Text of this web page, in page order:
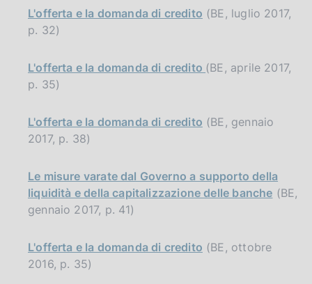
L'offerta e la domanda di credito (BE, luglio 2017,
p. 32)
L'offerta e la domanda di credito (BE, aprile 2017,
p. 35)
L'offerta e la domanda di credito (BE, gennaio
2017, p. 38)
Le misure varate dal Governo a supporto della
liquidità e della capitalizzazione delle banche (BE,
gennaio 2017, p. 41)
L'offerta e la domanda di credito (BE, ottobre
2016, p. 35)